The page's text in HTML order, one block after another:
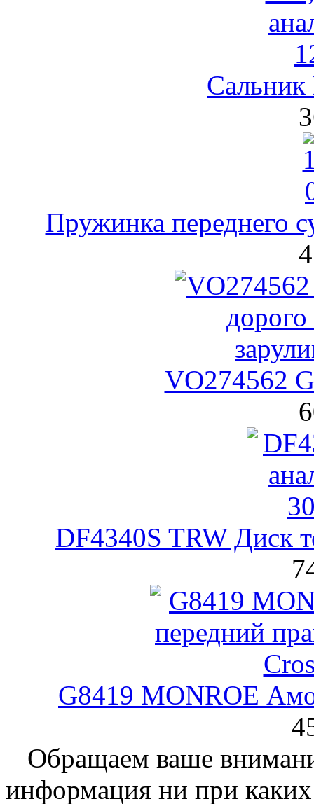
Пружинка переднего
VO274562
DF4340S TRW Диск
G8419 MONROE
Обращаем ваше
информация ни при каких